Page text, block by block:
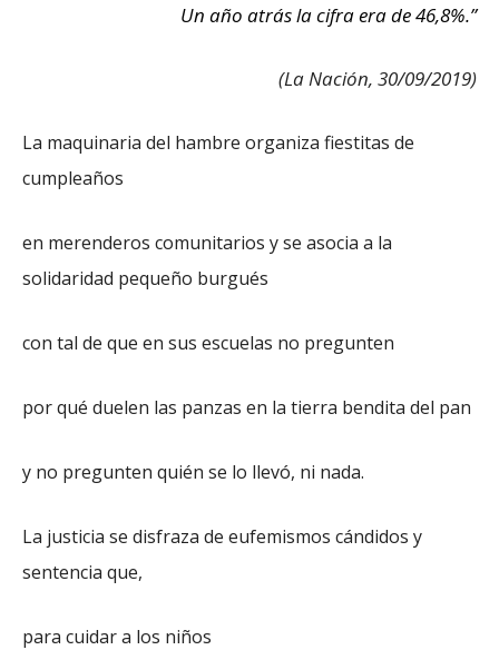
Un año atrás la cifra era de 46,8%.”
(La Nación, 30/09/2019)
La maquinaria del hambre organiza fiestitas de
cumpleaños
en merenderos comunitarios y se asocia a la
solidaridad pequeño burgués
con tal de que en sus escuelas no pregunten
por qué duelen las panzas en la tierra bendita del pan
y no pregunten quién se lo llevó, ni nada.
La justicia se disfraza de eufemismos cándidos y
sentencia que,
para cuidar a los niños